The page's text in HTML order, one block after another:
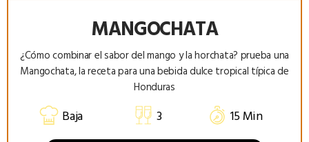
MANGOCHATA
¿Cómo combinar el sabor del mango y la horchata? prueba una
Mangochata, la receta para una bebida dulce tropical típica de
Honduras
Baja 3
15 Min